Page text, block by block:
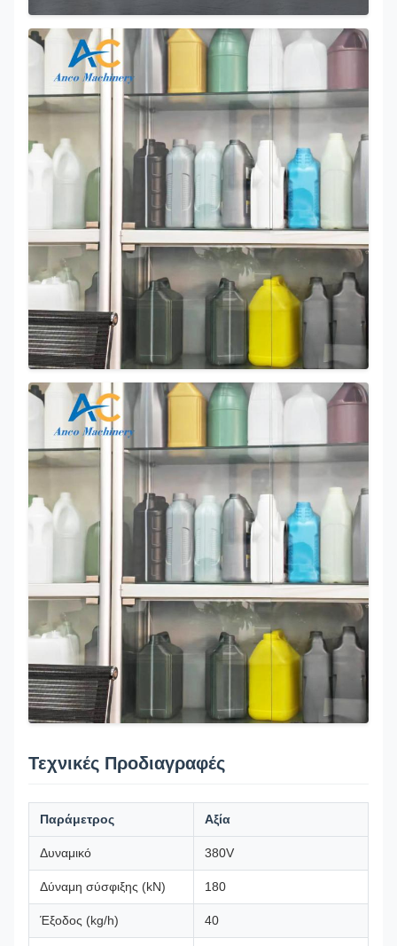
Τεχνικές Προδιαγραφές
Παράμετρος Αξία
Δυναμικό 380V
Δύναμη σύσφιξης (kN) 180
Έξοδος (kg/h) 40